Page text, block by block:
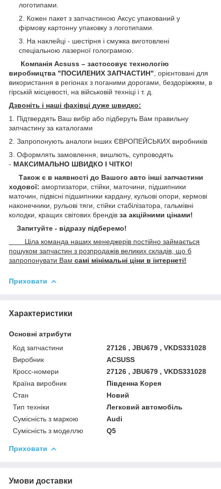
логотипами.
Кожен пакет з запчастиною Аксус упакований у
фірмову картонну упаковку з логотипами.
На наклейці - шестірня і смужка виготовлені
спеціальною лазерної голограмою.
Компанія Acsuss – застосовує технологію
виробництва "ПОСИЛЕНИХ ЗАПЧАСТИН" , орієнтовані для
використання в регіонах з поганими дорогами, бездоріжжям, в
гірській місцевості, на військовій техніці і т. д.
Дзвоніть і наші фахівці дуже швидко:
1. Підтвердять Ваш вибір або підберуть Вам правильну
запчастину за каталогами
2. Запропонують аналоги інших ЄВРОПЕЙСЬКИХ виробників
3. Оформлять замовлення, вишлють, супроводять
- МАКСИМАЛЬНО ШВИДКО І ЧІТКО!
Також є в наявності до Вашого авто інші запчастини
ходової: амортизатори, стійки, маточини, підшипники
маточин, підвісні підшипники кардану, кульові опори, кермові
наконечники, рульові тяги, стійки стабілізатора, гальмівні
колодки, кращих світових брендів за акційними цінами!
Запитуйте - відразу підберемо!
Ціла команда наших менеджерів постійно займається
пошуком запчастин з розпродажів великих складів, що б
запропонувати Вам самі мінімальні ціни в інтернеті!
Приховати
Характеристики
Основні атрибути
Код запчастини
27126 , JBU679 , VKDS331028
Виробник
ACSUSS
Кросс-номери
27126 , JBU679 , VKDS331028
Країна виробник
Південна Корея
Стан
Новий
Тип техніки
Легковий автомобіль
Сумісність з маркою
Audi
Сумісність з моделлю
Q5
Приховати
Умови доставки